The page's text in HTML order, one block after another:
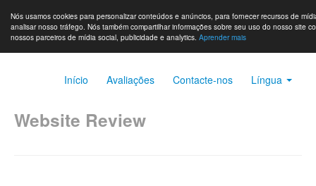
Nós usamos cookies para personalizar conteúdos e anúncios, para fornecer recursos de
analisar nosso tráfego. Nós também compartilhar informações sobre seu uso do nosso site
nossos parceiros de mídia social, publicidade e analytics. Aprender mais
Início Avaliações Contacte-nos Língua
Website Review